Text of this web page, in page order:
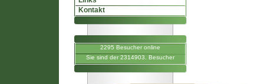
Kontakt
2295 Besucher online
Sie sind der 2314903. Besucher